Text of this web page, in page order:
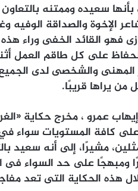
سعيده وممتنه
الإخوة والصداقة الوفيه
فهو القائد الخفى وراء
على كل طاقم العمل
المهنى والشخصى لدى
من يراها قريبًا.
على كافة المستويات سواء
مشيرًا، إلى أنه سعيد
ومبهجًا على حد السواء
هذه الحكاية التى تعد